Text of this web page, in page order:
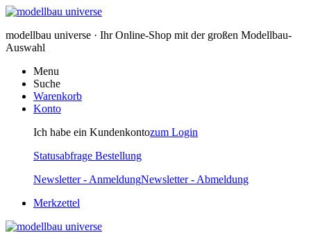
modellbau universe · Ihr Online-Shop mit der großen Modellbau-
Auswahl
Menu
Suche
Warenkorb
Konto
Ich habe ein Kundenkontozum Login
Statusabfrage Bestellung
Newsletter - AnmeldungNewsletter - Abmeldung
Merkzettel